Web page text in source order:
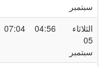
04:56
07:04